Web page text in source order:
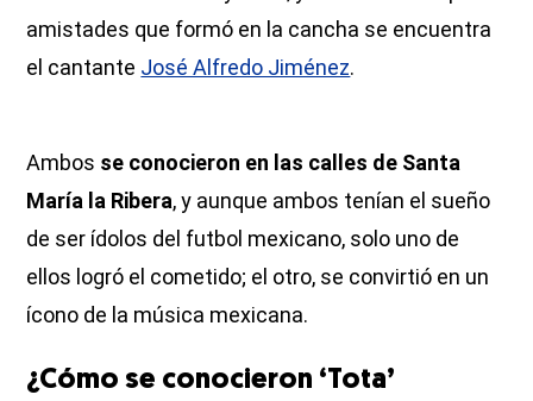
amistades que formó en la cancha se encuentra
el cantante José Alfredo Jiménez.
Ambos se conocieron en las calles de Santa
María la Ribera, y aunque ambos tenían el sueño
de ser ídolos del futbol mexicano, solo uno de
ellos logró el cometido; el otro, se convirtió en un
ícono de la música mexicana.
¿Cómo se conocieron ‘Tota’